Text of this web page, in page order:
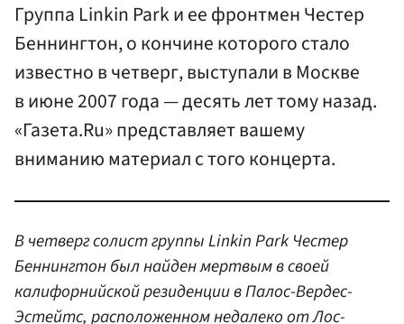
Группа Linkin Park и ее фронтмен Честер
Беннингтон, о кончине которого стало
известно в четверг, выступали в Москве
в июне 2007 года — десять лет тому назад.
«Газета.Ru» представляет вашему
вниманию материал с того концерта.
В четверг солист группы Linkin Park Честер
Беннингтон был найден мертвым в своей
калифорнийской резиденции в Палос-Вердес-
Эстейтс, расположенном недалеко от Лос-